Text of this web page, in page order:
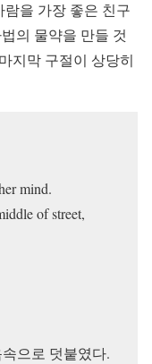
을 가장 좋은 친구
의 물약을 만들 것
지막 구절이 상당히
mind.
of street,
으로 덧붙였다.